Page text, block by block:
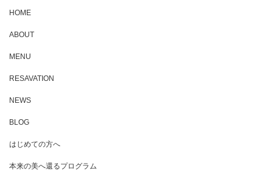
HOME
ABOUT
MENU
RESAVATION
NEWS
BLOG
はじめての方へ
本来の美へ還るプログラム